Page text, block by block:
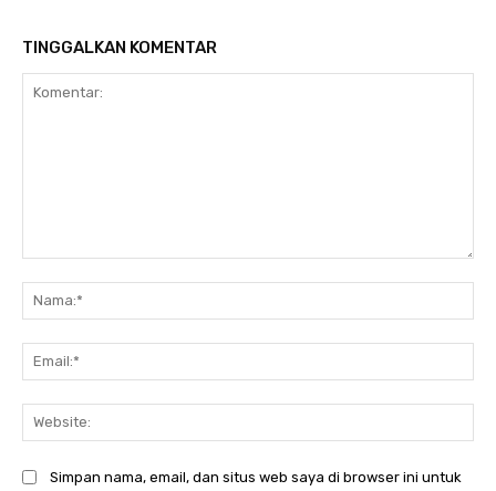
TINGGALKAN KOMENTAR
Simpan nama, email, dan situs web saya di browser ini untuk